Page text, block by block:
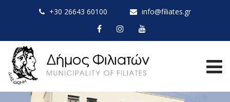
+30 26643 60100 info@filiates.gr